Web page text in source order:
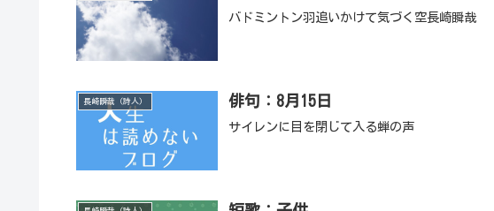
バドミントン羽追いかけて気づく空長崎瞬哉
長崎瞬哉（詩人） 俳句：8月15日
サイレンに目を閉じて入る蝉の声